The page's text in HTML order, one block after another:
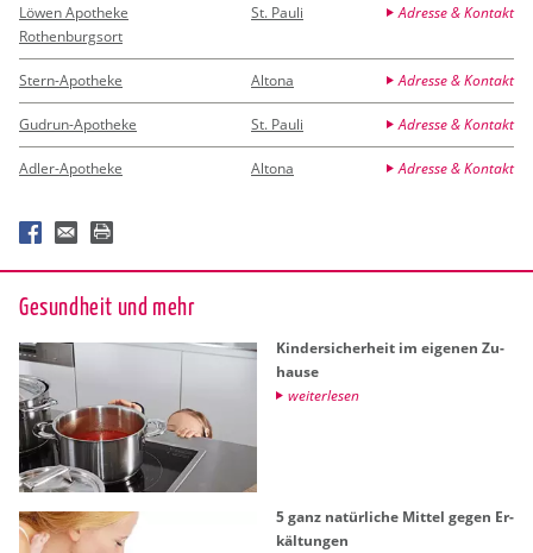
Löwen Apotheke
Rothenburgsort
St. Pauli Adresse & Kontakt
Stern-Apotheke Altona Adresse & Kontakt
Gudrun-Apotheke St. Pauli Adresse & Kontakt
Adler-Apotheke Altona Adresse & Kontakt
Ge­sund­heit und mehr
Kin­der­si­cher­heit im ei­ge­nen Zu­
hau­se
wei­ter­le­sen
5 ganz na­tür­li­che Mit­tel gegen Er­
käl­tun­gen